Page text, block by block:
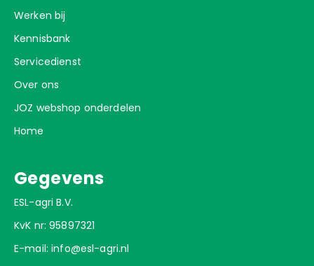
Werken bij
Kennisbank
Servicedienst
Over ons
JOZ webshop onderdelen
Home
Gegevens
ESL-agri B.V.
KvK nr: 95897321
E-mail:info@esl-agri.nl